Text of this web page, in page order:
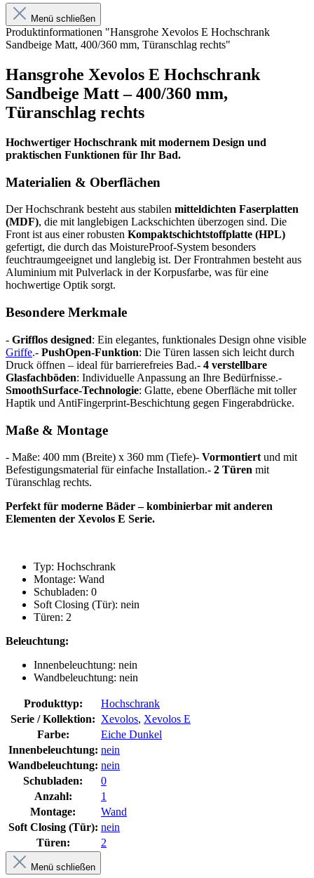
Menü schließen
Produktinformationen "Hansgrohe Xevolos E Hochschrank
Sandbeige Matt, 400/360 mm, Türanschlag rechts"
Hansgrohe Xevolos E Hochschrank
Sandbeige Matt – 400/360 mm,
Türanschlag rechts
Hochwertiger Hochschrank mit modernem Design und
praktischen Funktionen für Ihr Bad.
Materialien & Oberflächen
Der Hochschrank besteht aus stabilen mitteldichten Faserplatten
(MDF), die mit langlebigen Lackschichten überzogen sind. Die
Front ist aus einer robusten Kompaktschichtstoffplatte (HPL)
gefertigt, die durch das MoistureProof-System besonders
feuchtraumgeeignet und langlebig ist. Der Frontrahmen besteht aus
Aluminium mit Pulverlack in der Korpusfarbe, was für eine
hochwertige Optik sorgt.
Besondere Merkmale
- Grifflos designed: Ein elegantes, funktionales Design ohne visible
Griffe.- PushOpen-Funktion: Die Türen lassen sich leicht durch
Druck öffnen – ideal für barrierefreies Bad.- 4 verstellbare
Glasfachböden: Individuelle Anpassung an Ihre Bedürfnisse.-
SmoothSurface-Technologie: Glatte, ebene Oberfläche mit toller
Haptik und AntiFingerprint-Beschichtung gegen Fingerabdrücke.
Maße & Montage
- Maße: 400 mm (Breite) x 360 mm (Tiefe)- Vormontiert und mit
Befestigungsmaterial für einfache Installation.- 2 Türen mit
Türanschlag rechts.
Perfekt für moderne Bäder – kombinierbar mit anderen
Elementen der Xevolos E Serie.
Typ: Hochschrank
Montage: Wand
Schubladen: 0
Soft Closing (Tür): nein
Türen: 2
Beleuchtung:
Innenbeleuchtung: nein
Wandbeleuchtung: nein
Produkttyp:
Hochschrank
Serie / Kollektion: Xevolos, Xevolos E
Farbe:
Eiche Dunkel
Innenbeleuchtung: nein
Wandbeleuchtung: nein
Schubladen:
0
Anzahl:
1
Montage:
Wand
Soft Closing (Tür): nein
Türen:
2
Menü schließen